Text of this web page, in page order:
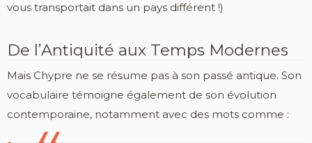
vous transportait dans un pays différent !)
De l’Antiquité aux Temps Modernes
Mais Chypre ne se résume pas à son passé antique. Son
vocabulaire témoigne également de son évolution
contemporaine, notamment avec des mots comme :